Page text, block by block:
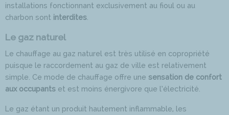
installations fonctionnant exclusivement au fioul ou au
charbon sont interdites
Le gaz naturel
Le chauffage au gaz naturel est très utilisé en copropriété
puisque le raccordement au gaz de ville est relativement
simple. Ce mode de chauffage offre une sensation de confort
aux occupants et est moins énergivore que l’électricité.
Le gaz étant un produit hautement inflammable, les